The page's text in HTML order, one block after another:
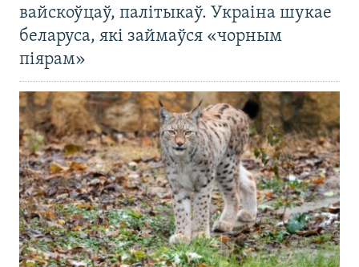
вайскоўцаў, палітыкаў. Украіна шукае
беларуса, які займаўся «чорным
піярам»